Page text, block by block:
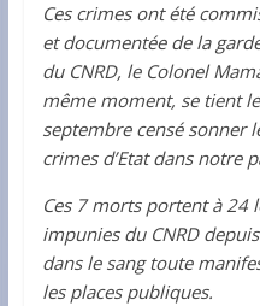
Ces crimes ont été
et documentée de la
du CNRD, le Colonel
même moment, se tient
septembre censé sonner
crimes d’Etat dans notre
Ces 7 morts portent à 24
impunies du CNRD
dans le sang toute
les places publiques.